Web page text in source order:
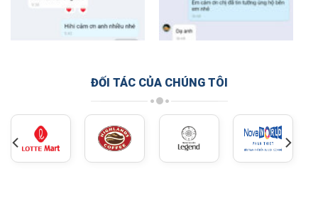
ĐỐI TÁC CỦA CHÚNG TÔI